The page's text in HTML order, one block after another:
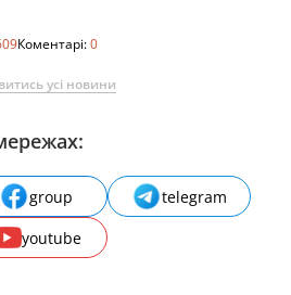
Коментарі:0
усі новини
group
telegram
youtube